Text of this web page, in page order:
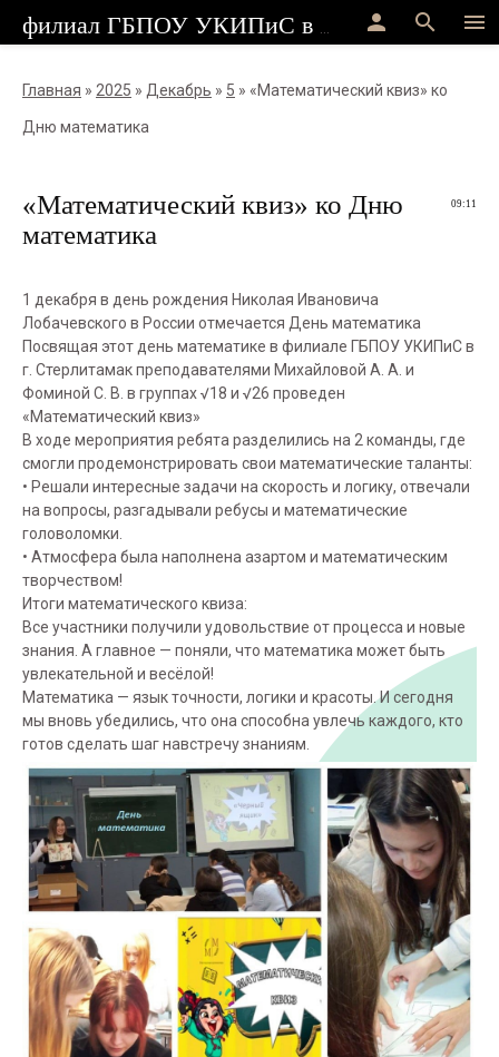
menu
search
person
Главная » 2025 » Декабрь » 5 » «Математический квиз» ко
Дню математика
09:11
«Математический квиз» ко Дню
математика
1 декабря в день рождения Николая Ивановича
Лобачевского в России отмечается День математика
Посвящая этот день математике в филиале ГБПОУ УКИПиС в
г. Стерлитамак преподавателями Михайловой А. А. и
Фоминой С. В. в группах √18 и √26 проведен
«Математический квиз»
В ходе мероприятия ребята разделились на 2 команды, где
смогли продемонстрировать свои математические таланты:
• Решали интересные задачи на скорость и логику, отвечали
на вопросы, разгадывали ребусы и математические
головоломки.
• Атмосфера была наполнена азартом и математическим
творчеством!
Итоги математического квиза:
Все участники получили удовольствие от процесса и новые
знания. А главное — поняли, что математика может быть
увлекательной и весёлой!
Математика — язык точности, логики и красоты. И сегодня
мы вновь убедились, что она способна увлечь каждого, кто
готов сделать шаг навстречу знаниям.